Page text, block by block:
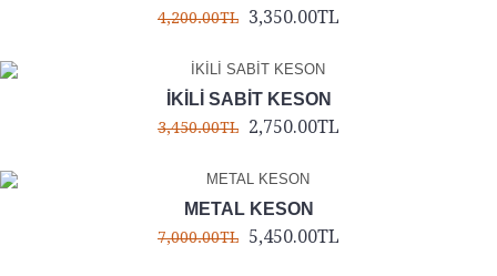
4,200.00TL 3,350.00TL
İKİLİ SABİT KESON
3,450.00TL 2,750.00TL
METAL KESON
7,000.00TL 5,450.00TL